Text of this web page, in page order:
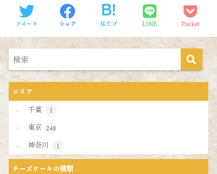
ツイート シェア はてブ LINE Pocket
エリア
千葉
1
東京 248
神奈川 1
チーズケーキの種類